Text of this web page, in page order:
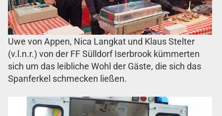
Uwe von Appen, Nica Langkat und Klaus Stelter
(v.l.n.r.) von der FF Sülldorf Iserbrook kümmerten
sich um das leibliche Wohl der Gäste, die sich das
Spanferkel schmecken ließen.